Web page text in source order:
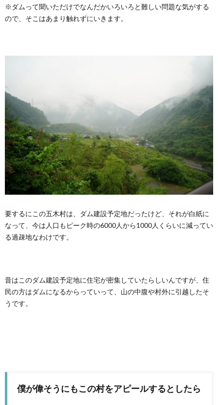
※ダムって聞いただけでなんだかいろいろと難しい問題な気がする
ので、そこはあまり触れずにいきます。
要するにこの五木村は、ダム建設予定地だったけど、それが白紙に
なって、今は人口もピーク時の6000人から1000人くらいに減ってい
る過疎地なわけです。
昔はこのダム建設予定地に住宅が密集していたらしいんですが、住
民の方はダムになるからっていって、山の中腹や村外に引越したそ
うです。
僕が偉そうにもこの村をアピールするとしたら